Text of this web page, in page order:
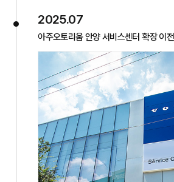
2025.07
아주오토리움 안양 서비스센터 확장 이전